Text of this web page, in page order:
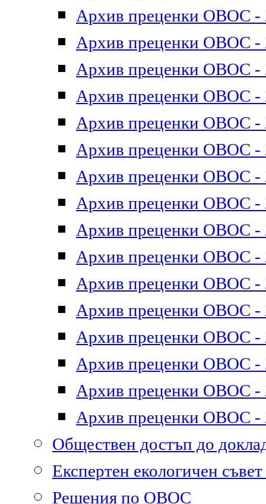
Архив преценки ОВОС -
Архив преценки ОВОС -
Архив преценки ОВОС -
Архив преценки ОВОС -
Архив преценки ОВОС -
Архив преценки ОВОС -
Архив преценки ОВОС -
Архив преценки ОВОС -
Архив преценки ОВОС -
Архив преценки ОВОС -
Архив преценки ОВОС -
Архив преценки ОВОС -
Архив преценки ОВОС -
Архив преценки ОВОС -
Архив преценки ОВОС -
Архив преценки ОВОС -
Обществен достъп до
Експертен екологичен
Решения по ОВОС